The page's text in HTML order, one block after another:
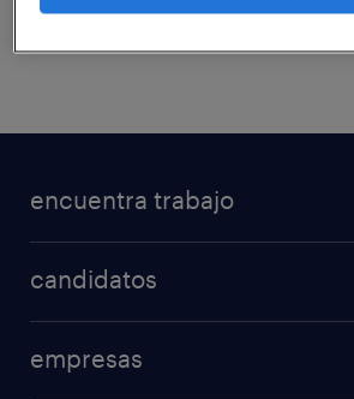
Los campos marcados con *
encuentra trabajo
candidatos
empresas